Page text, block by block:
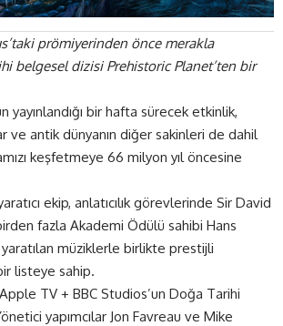
prömiyerinden önce merakla
belgesel dizisi Prehistoric Planet’ten bir
yayınlandığı bir hafta sürecek etkinlik,
ve antik dünyanın diğer sakinleri de dahil
keşfetmeye 66 milyon yıl öncesine
ekip, anlatıcılık görevlerinde Sir David
fazla Akademi Ödülü sahibi Hans
müziklerle birlikte prestijli
listeye sahip.
TV + BBC Studios’un Doğa Tarihi
yapımcılar Jon Favreau ve Mike